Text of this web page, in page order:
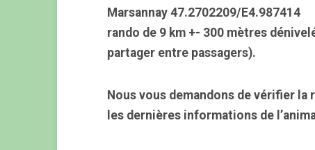
Marsannay 47.2702209/E4.987414
rando de 9 km +- 300 mètres
partager entre passagers).
Nous vous demandons de vérifier la
les dernières informations de